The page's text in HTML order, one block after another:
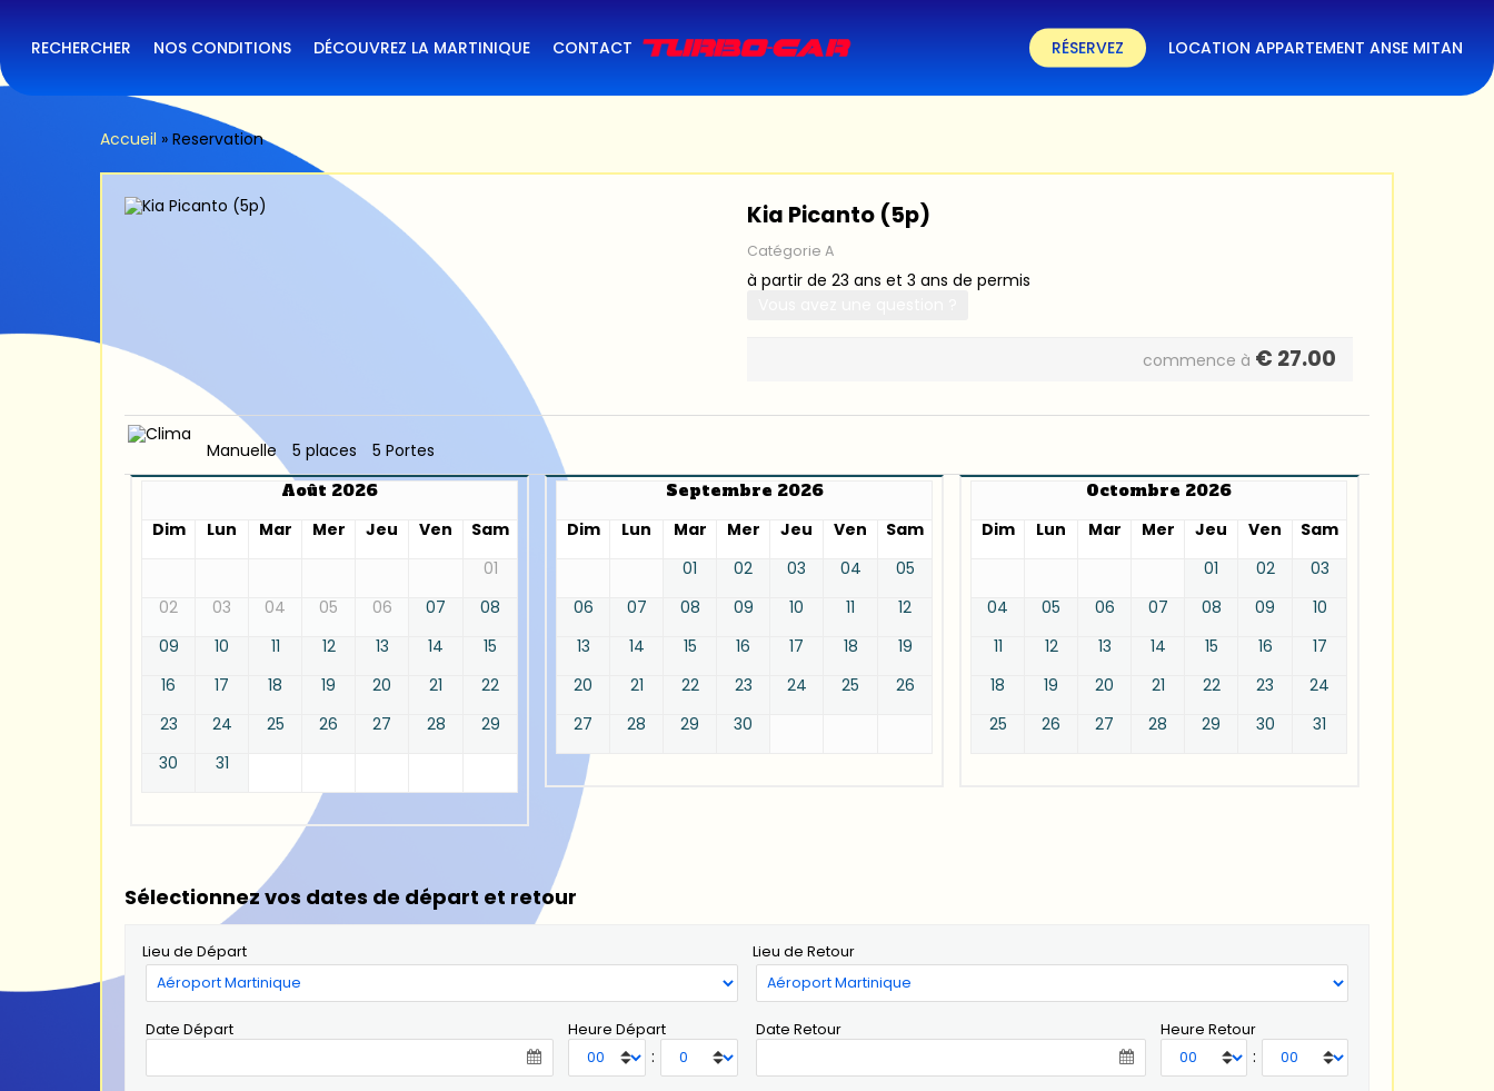
main
content
RECHERCHER NOS CONDITIONS DÉCOUVREZ LA MARTINIQUE CONTACT RÉSERVEZ LOCATION APPARTEMENT ANSE MITAN
Accueil » Reservation
Kia Picanto (5p)
Catégorie A
à partir de 23 ans et 3 ans de permis
commence à € 27.00
Manuelle 5 places
5 Portes
Août 2026
Dim
Lun Mar Mer Jeu Ven
Sam
01
02
03 04 05 06 07
08
09
10 11 12 13 14
15
16
17 18 19 20 21
22
23
24 25 26 27 28
29
30
31
Septembre 2026
Dim
Lun Mar Mer Jeu Ven
Sam
01
02 03 04
05
06
07 08 09 10 11
12
13
14 15 16 17 18
19
20
21 22 23 24 25
26
27
28 29 30
Octombre 2026
Dim
Lun Mar Mer Jeu Ven
Sam
01
02
03
04
05 06 07 08 09
10
11
12 13 14 15 16
17
18
19 20 21 22 23
24
25
26 27 28 29 30 31
Sélectionnez vos dates de départ et retour
Lieu de Départ Lieu de Retour
Date Départ Heure Départ
:
Date Retour Heure Retour
: